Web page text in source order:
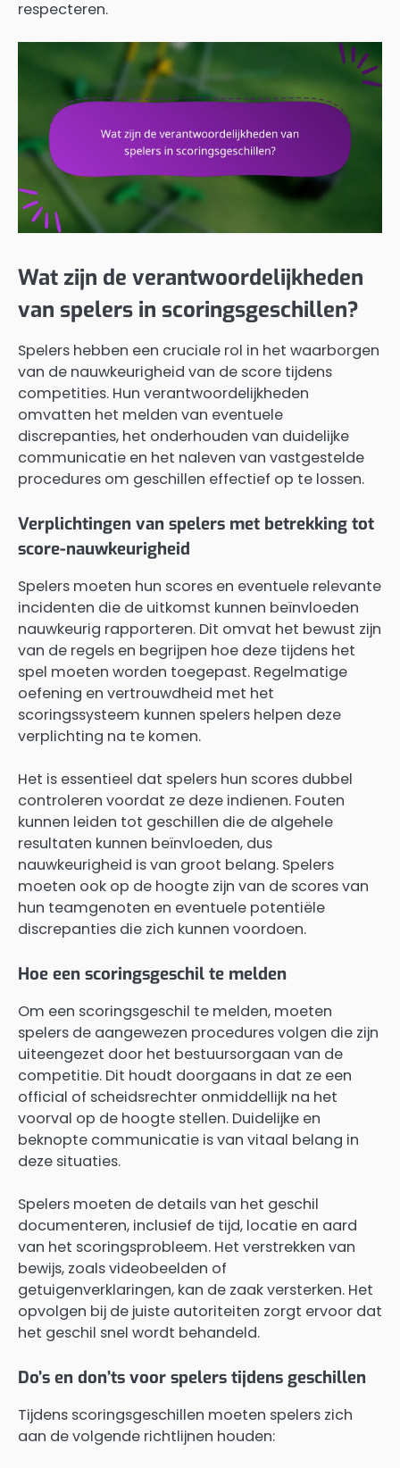
respecteren.
Wat zijn de verantwoordelijkheden
van spelers in scoringsgeschillen?
Spelers hebben een cruciale rol in het waarborgen
van de nauwkeurigheid van de score tijdens
competities. Hun verantwoordelijkheden
omvatten het melden van eventuele
discrepanties, het onderhouden van duidelijke
communicatie en het naleven van vastgestelde
procedures om geschillen effectief op te lossen.
Verplichtingen van spelers met betrekking tot
score-nauwkeurigheid
Spelers moeten hun scores en eventuele relevante
incidenten die de uitkomst kunnen beïnvloeden
nauwkeurig rapporteren. Dit omvat het bewust zijn
van de regels en begrijpen hoe deze tijdens het
spel moeten worden toegepast. Regelmatige
oefening en vertrouwdheid met het
scoringssysteem kunnen spelers helpen deze
verplichting na te komen.
Het is essentieel dat spelers hun scores dubbel
controleren voordat ze deze indienen. Fouten
kunnen leiden tot geschillen die de algehele
resultaten kunnen beïnvloeden, dus
nauwkeurigheid is van groot belang. Spelers
moeten ook op de hoogte zijn van de scores van
hun teamgenoten en eventuele potentiële
discrepanties die zich kunnen voordoen.
Hoe een scoringsgeschil te melden
Om een scoringsgeschil te melden, moeten
spelers de aangewezen procedures volgen die zijn
uiteengezet door het bestuursorgaan van de
competitie. Dit houdt doorgaans in dat ze een
official of scheidsrechter onmiddellijk na het
voorval op de hoogte stellen. Duidelijke en
beknopte communicatie is van vitaal belang in
deze situaties.
Spelers moeten de details van het geschil
documenteren, inclusief de tijd, locatie en aard
van het scoringsprobleem. Het verstrekken van
bewijs, zoals videobeelden of
getuigenverklaringen, kan de zaak versterken. Het
opvolgen bij de juiste autoriteiten zorgt ervoor dat
het geschil snel wordt behandeld.
Do’s en don’ts voor spelers tijdens geschillen
Tijdens scoringsgeschillen moeten spelers zich
aan de volgende richtlijnen houden: